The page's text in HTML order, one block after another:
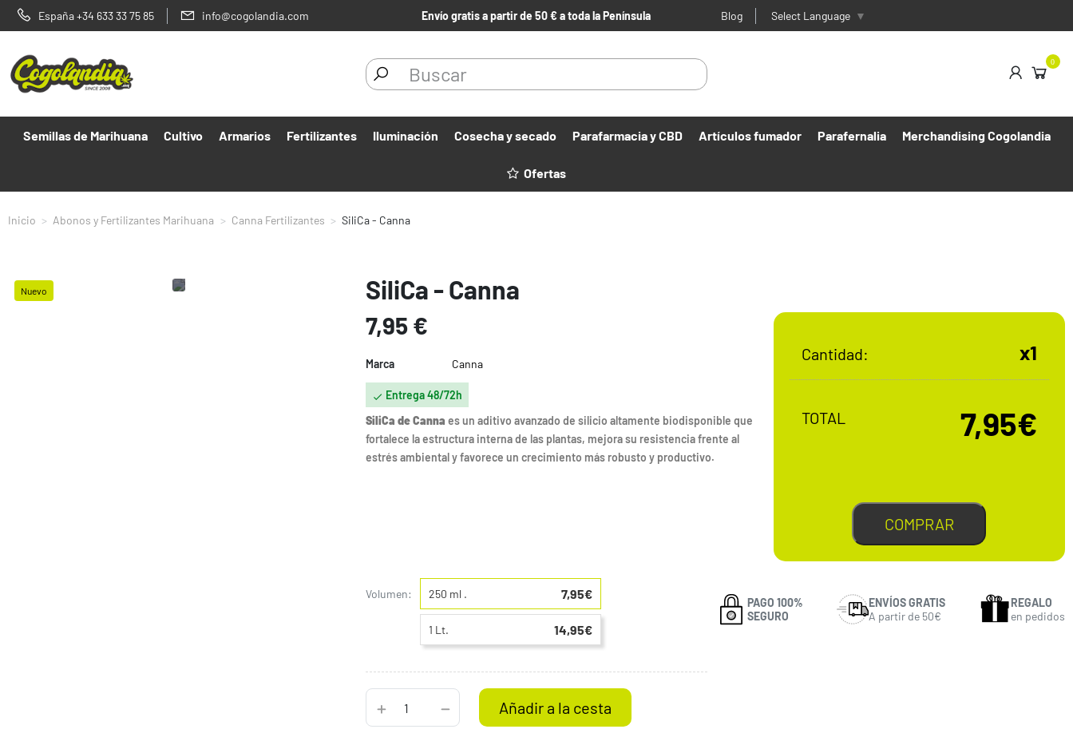
España +34 633 33 75 85 info@cogolandia.com Envío gratis a partir de 50 € a toda la Península Blog Select Language ▼
0
Semillas de Marihuana Cultivo Armarios Fertilizantes Iluminación Cosecha y secado Parafarmacia y CBD Artículos fumador Parafernalia Merchandising Cogolandia
Ofertas
Inicio Abonos y Fertilizantes Marihuana Canna Fertilizantes SiliCa - Canna
Nuevo SiliCa - Canna
7,95 €
Marca Canna
 Entrega 48/72h
SiliCa de Canna es un aditivo avanzado de silicio altamente biodisponible que
fortalece la estructura interna de las plantas, mejora su resistencia frente al
estrés ambiental y favorece un crecimiento más robusto y productivo.
Cantidad: x1
TOTAL 7,95€
COMPRAR
Volumen: 250 ml . 7,95€
1 Lt. 14,95€
Añadir a la cesta
PAGO 100%
SEGURO
ENVÍOS GRATIS
A partir de 50€
REGALO
en pedidos